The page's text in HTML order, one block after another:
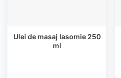
Ulei de masaj Iasomie 250
ml